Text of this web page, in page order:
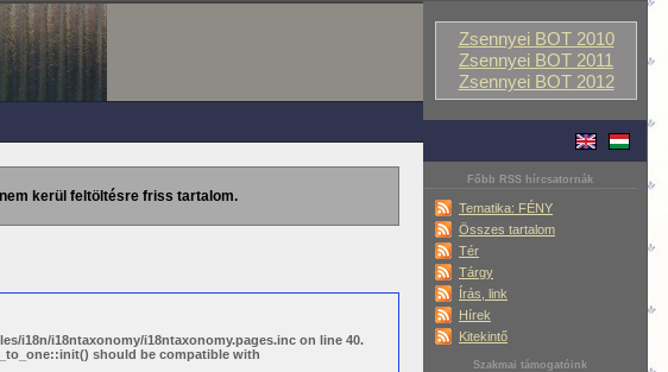
Zsennyei BOT 2010
Zsennyei BOT 2011
Zsennyei BOT 2012
Főbb RSS hírcsatornák
Tematika: FÉNY
Összes tartalom
Tér
Tárgy
Írás, link
Hírek
Kitekintő
Szakmai támogatóink
kerül feltöltésre friss tartalom.
i18n/i18ntaxonomy/i18ntaxonomy.pages.inc on line 40.
should be compatible with